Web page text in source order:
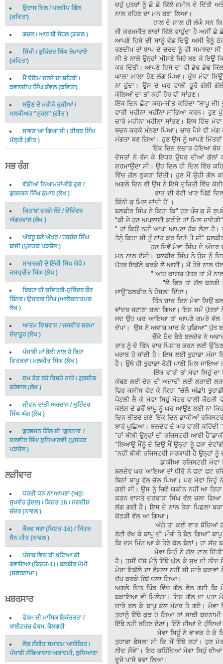
ਉਦਾਸ ਦਿਲ/ ਪਰਦੀਪ ਗਿੱਲ
(ਕਵਿਤਾ)
ਗਜ਼ਲ/ਆਰ ਬੀ ਸੋਹਲ(ਗ਼ਜ਼ਲ)
ਸਿੱਖੀ/ ਭੁਪਿੰਦਰ ਸਿੰਘ ਬੋਪਾਰਾਏ
(ਕਵਿਤਾ)
ਮੈਂ ਦੋਇਮ ਦਰਜੇ ਦਾ ਸ਼ਹਿਰੀ/
ਕਵਲਦੀਪ ਸਿੰਘ ਕੰਵਲ(ਕਵਿਤਾ)
ਸਉਣ ਦੇ ਮਹੀਨੇ ਕੁੜੀਆਂ/
ਮਲਕੀਅਤ "ਸੁਹਲ" (ਗੀਤ)
ਸਾਵਣ ਆ ਗਿਆ ਜੀ/ਤੀਰਥ ਸਿੰਘ
ਮੱਲ੍ਹੀ(ਗੀਤ)
ਸਭ ਰੰਗ
ਵੱਡੀਆਂ ਨਿਆਮਤਾਂ-ਵੱਡੇ ਗੁਣ/
ਗੁਰਸ਼ਰਨ ਸਿੰਘ ਕੁਮਾਰ(ਲੇਖ)
ਕਿਤਾਬਾਂ ਵਰਗੇ ਬੰਦੇ/ ਦੇਵਿੰਦਰ
ਅੱਗਰਵਾਲ(ਲੇਖ)
ਅੱਥਰੂ ਬਣੇ ਅੱਖਰ/ਹਰਚੰਦ ਸਿੰਘ
ਬਾਸੀ(ਪੁਸਤਕ ਪੜਚੋਲ)
ਸਾਰਾਗੜੀ ਦੇ ਇੱਕੀ ਸਿੱਖ ਯੋਧੇ/
ਜਸਪ੍ਰੀਤ ਸਿੰਘ(ਲੇਖ)
ਬਿਰਹਾ ਦੀ ਕਵਿਤਰੀ-ਸੁਰਿੰਦਰ ਕੌਰ
ਬਿੰਨਰ/ਉਜਾਗਰ ਸਿੰਘ(ਆਲੋਚਨਾਤਮਕ
ਲੇਖ)
ਆਤਮ ਵਿਸ਼ਵਾਸ/ ਜਸਵੀਰ ਸ਼ਰਮਾ
ਦੱਦਾਹੂਰ(ਲੇਖ)
ਪੰਜਾਬੀ ਮਾਂ ਬੋਲੀ ਨਾਲ ਹੋ ਰਿਹਾ
ਵਿਤਕਰਾ/ਮਲਕੀਤ ਸਿੰਘ(ਲੇਖ)
ਦਮ ਤੋੜ ਰਹੇ ਰਿਸ਼ਤੇ ਨਾਤੇ/ ਗੁਰਦੀਸ਼
ਗਰੇਵਾਲ(ਲੇਖ)
ਜੀਵਨ ਦਾਤੀ ਅਰਦਾਸ/ਮੁਹਿੰਦਰ
ਸਿੰਘ ਘੱਗ(ਲੇਖ)
ਗੁਰਭਜਨ ਗਿੱਲ ਦੀ 'ਗੁਲਨਾਰ' /
ਦਲਵੀਰ ਸਿੰਘ ਲੁਧਿਆਣਵੀ(ਪੁਸਤਕ
ਪੜਚੋਲ)
ਲੜੀਵਾਰ
ਧਰਤੀ ਧਨ ਨਾ ਆਪਣਾ (ਅਨੁ:
ਸੁਖਵੰਤ ਹੁੰਦਲ) / ਕਿਸ਼ਤ 16 /ਜਗਦੀਸ਼
ਚੰਦਰ(ਨਾਵਲ)
ਕੌਰਵ ਸਭਾ (ਕਿਸ਼ਤ-16) / ਮਿੱਤਰ
ਸੈਨ ਮੀਤ(ਨਾਵਲ)
ਪੰਜਾਬ ਵਿਚ ਕੀ ਖਟਿਆ ਕੀ
ਗਵਾਇਆ (ਕਿਸ਼ਤ-1) /ਬਲਬੀਰ ਮੋਮੀ
(ਸਫ਼ਰਨਾਮਾ)
ਖ਼ਬਰਸਾਰ
ਫੋਰਮ ਦੀ ਮਾਸਿਕ ਇਕੱਤਰਤਾ/
ਰਾਈਟਰਜ਼ ਫੋਰਮ, ਕੈਲਗਰੀ
ਲੋਕ ਸੰਗੀਤ ਸਮਾਗਮ ਆਯੋਜਿਤ/
ਪੰਜਾਬੀ ਸੱਭਿਆਚਾਰ ਅਕਾਦਮੀ, ਲੁਧਿਆਣਾ
ਚਹੁੰ ਪੁਤਰਾਂ ਨੂੰ ਛੇ ਛੇ ਕਿੱਲੇ ਜ਼ਮੀਨ ਦੇ
ਨਾਲ ਰਹਿਣ ਦਾ ਮਨ ਬਣਾ ਲਿਆ।
ਹਾਲ ਦੋ ਸਾਲ ਹੀ ਲੰਘੈ ਸਨ ਕਿ ਦੂਜੇ ਦੋ
ਜੀ ਕਰਮਜੀਤ ਬਾਰਾਂ ਕਿੱਲੇ ਵਾਹੁੰਦਾ ਹੈ ਅਸੀਂ
ਆਪਣੇ ਹਿਸੇ ਦੀ ਸਾਨੂੰ ਵੰਡ ਦਿਉ ਅਸੀ ਤੈਨੂੰ
ਰਣਦੀਪ ਤਾਂ ਬਾਪ ਦੇ ਦਰਦ ਨੂੰ ਵੀ ਸਮਝਦਾ
ਸੀ ਤੇ ਨਾਲੇ ਉਨ੍ਹਾਂ ਮੀਸਣੇ ਜਿਹੇ ਬਣ ਕੇ ਇਉਂ
ਕਰ ਦਿੱਤੀ। ਆਪਣੇ ਹਿਸੇ ਦਾ ਵੀ ਡੇਢ ਡੇਢ
ਘਾਲਾ ਮਾਲਾ ਹੋਣ ਲੱਗ ਪਿਆ। ਕੁੱਝ ਮੇਵਾ
ਨਾ ਹੁੰਦਾ। ਉਸ ਦੇ ਘਰ ਵਾਲੀ ਭੂਰੋ ਗੱਲੀ
ਕੱਲਿਆਂ ਦਾ ਤਾਂ ਨਹੀਂ ਹੋਰ ਵੀ ਸਾਂਭਣ।
ਇੱਕ ਦਿਨ ਛੋਟਾ ਕਰਮਜੀਤ ਕਹਿੰਦਾ "ਬਾਪੂ
ਵਾਰੀ ਮਹੀਨਾ ਮਹੀਂਨਾ ਸਾਂਭਿਆ ਕਰਨ। ਹੁਣ
ਚਾਰੇ ਮਹੀਨਾ ਮਹੀਨਾ ਸਾਂਭਣ। ਇਸ ਵਿੱਚ
ਬਚਨ ਕਰਕੇ ਮੰਨਣਾ ਪਿਆ। ਚਾਰ ਪੈਸੇ ਵੀ
ਮੰਗਤਾ ਬਣ ਗਿਆ। ਹੁਣ ਉਸ ਨੂੰ ਆਪਣੇ
ਇੱਕ ਦਿਨ ਲਚਾਰ ਹੋਇਆ ਬੱਸ ਬੈਠ ਕੇ
ਦੋਸਤਾਂ ਨੇ ਰੱਜ ਕੇ ਇਧਰ ਉਧਰ ਦੀਆਂ ਗੱਲਾਂ
ਸ਼ਰਮਾਉਂਦਾ ਸੀ। ਉਹ ਦਿਲ ਹੀ ਦਿਲ ਵਿੱਚ
ਵਿੱਚ ਗੱਲ ਠੁਕਰਾ ਦਿੱਤੀ। ਹੁਣ ਮੈਂ ਉਹੀ
ਅਗਲੇ ਦਿਨ ਵੀ ਉਸ ਨੇ ਇਸੇ ਦੁਚਿਤੀ ਵਿੱਚ ਕੋਈ
ਰਾਤ ਦੀ ਰੋਟੀ ਖਾਣ ਪਿੱਛੋਂ ਦਿਲ
ਕਿੰਨੀ ਕੁ ਮਿਲ ਜਾਂਦੀ ਹੈ"।
ਬਲਬੀਰ ਸਿੰਘ ਨੇ ਕਿਹਾ ਕਿ" ਹੁਣ ਪੰਜ ਕੁ ਸੌ
"ਕੀ ਜੇ ਹੁਣ ਅਪਲਾਈ ਕਰੀਏ ਤਾਂ ਮਿਲ
" ਹਾਂ ਕਿਉਂ ਨਹੀਂ ਆਪਾਂ ਆਪਣਾ ਹੱਕ ਲੈਣਾ
ਤੈਨੂੰ ਕਿਹਾ ਸੀ ਤੂੰ ਨਾਂਹ ਕਰ ਦਿਤੱੀ ਸੀ"
ਹੁਣ ਜਿਵੈਂ ਮੇਵਾ ਸਿੰਘ ਦੇ ਅੰਦਰ ਦਾ
ਮਨ ਨਾਲ ਦੱਸੀ। ਬਲਬੀਰ ਸਿੰਘ ਨੇ ਉਸ ਨੂੰ
ਪੱਤਰ ਇਕੱਠੇ ਕਰਕੇ ਲੈ ਆਈਂ। ਮੈਂ ਤੇਰੇ ਨਾਲ
" ਆਹ ਕਾਗਜ਼ ਪੱਤਰ ਤਾਂ ਮੈਂ ਨਾਲ ਲੈ
"ਲੈ ਫਿਰ ਤਾਂ ਗੱਲ ਬਣਗੀ ਕੱਲ ਨੂੰ
ਜਾਊ"ਬਲਬੀਰ ਨੇ ਹੌਸਲਾ ਦਿੱਤਾ।
ਤਿੰਨ ਚਾਰ ਦਿਨ ਮੇਵਾ ਸਿਉਂ
ਵਾਂਦਰ ਜਟਾਣਾ ਚਲਾ ਗਿਆ। ਇਸ ਸਮੇਂ ਪੁੱਤਰਾਂ
ਜਦ ਉਹ ਘਰ ਆਇਆ ਤਾਂ ਆਪਣੇ ਕਮਰੇ ਵੱਲ
ਦੱਪਾ। ਉਸ ਨੇ ਅਵਾਜ਼ ਮਾਰ ਕੇ ਪੁਛਿਆ" ਪੁੱਤ
ਚੌਂਕੇ Ḕਚ ਬੈਠੇ ਬਲਦੇਵ ਨੇ ਅਵਾਜ਼
ਰਾਤ ਨੂੰ ਦੋ ਤਿੰਨ ਵਾਰ ਪਿਸ਼ਾਬ ਕਰਨ ਲਈ
ਖਰਾਬ ਹੋ ਜਾਂਦੀ ਹੈ। ਇਸ ਲਈ ਤੁਹਾਡਾ ਮੰਜਾ
ਹੈ। ਉਥੇ ਹੀ ਤੁਹਾਡਾ ਰੋਟੀ ਪਾਣੀ ਮਿਲ
ਇੱਕ ਵਾਰੀ ਤਾਂ ਮੇਵਾ ਸਿਹੁੰ ਦਾ
ਕੱਢਣ ਲਈ ਦੇਸ਼ ਦੀ ਅਜ਼ਾਦੀ ਲਈ ਲੜਾਈ
ਫਿਰ ਕਸੀਸ ਵੱਟ ਕੇ ਕਿਹਾ "ਚੱਲੋ ਅੱਛਾਂ!
ਪੋਟਲੀ ਲੈ ਕੇ ਮੇਵਾ ਸਿਹੁੰ ਮੋਟਰ ਵਾਲੀ ਕੋਠੜੀ
ਕਲੇਸ਼ ਦੇ ਡਰੋਂ ਬਾਪੂ ਨੂੰ ਘਰ ਆਉਣ ਲਈ ਨਾ
ਦਿਨ ਬੀਤਦੇ ਗਏ ਇੱਕ ਦਿਨ ਡਾਕੀਆਂ
ਬਾਰੇ ਪੁਛਿਆ। ਬਲਦੇਵ ਦੇ ਘਰ ਵਾਲੀ
"ਹਾਂ ਬੀਬੀ ਉਨ੍ਹਾਂ ਦੀ ਰਜਿਸਟਰੀ ਆਈ
"ਲਿਆਉ ਮੈਂਨੂੰ ਦੇ ਦਿਉ ਮੈਂ ਉਨ੍ਹਾ ਨੂੰ ਫੜਾ
"ਨਹੀਂ ਬੀਬੀ ਰਜਿਸਟਰੀ ਸਰਕਾਰੀ ਹੈ ਉਨ੍ਹਾਂ ਨੂੰ
ਡਾਕੀਆ ਰਜਿਸਟਰੀ ਮੇਵਾ ਸਿਉੰ ਨੂੰ
ਬਲਦੇਵ ਘਰ ਆਇਆ ਤਾਂ ਧੀਰੋ ਨੇ ਫਟਾ ਫਟ
ਬਿਨਾਂ ਬਾਪੂ ਵੱਲ ਚੱਲ ਪਿਆ। ਪਰ ਮੇਵਾ ਸਿਹੁੰ
ਗਈ ਸੀ। ਉਸ ਨੂੰ ਜਿਵੇਂ ਯਕੀਨ ਨਹੀਂ ਆ
ਕਰਨ ਵਾਸਤੇ ਦਰਬਾਰਾ ਸਿੰਘ ਵੱਲ ਚਲਾ
ਲੱਗ ਗਈ ਹੈ। ਇਸ ਦੇ ਨਾਲ ਤੇਰਾ ਪਿਛਲਾ
ਕੋਠੜੀ ਵੱਲ ਆ ਗਿਆ।
ਅੱਗੇ ਤਾ ਕਈ ਵਾਰ ਬੱਚਿਆਂ ਹੱਥ
ਰੋਟੀ ਰੱਖ ਕੇ ਬਾਪੂ ਦੀ ਮੰਜੀ ਤੇ ਬੈਠ ਗਿਆ" ਬਾਪੂ
ਕਿ ਦਸ ਮਿੰਟ ਆ ਕੇ ਤੇਰੇ ਕੋਲ ਬੈਠਾਂ। ਹਾ ਸੱਚ
ਮੇਵਾ ਸਿਹੁੰ ਨੇ ਗੱਲ ਟਾਲ ਦਿੱਤੀ" ਐਵੇਂ
ਹੈ। ਤੁਸੀਂ ਦੱਸੋ ਮੈਨੂੰ ਇੱਥੇ ਘੱਲ ਕੇ ਸੁਖ ਦੀ
ਮੇਰਾ ਇਕੱਲੇ ਦਾ ਫੈਸਲਾ ਨਹੀਂ ਸੀ ਸਾਰੇ
ਚੁੱਪ ਕਰਕੇ ਉਥੋਂ ਚਲਾ ਗਿਆ।
ਅਗਲੇ ਦਿਨ ਪਿੰਡ ਵਿੱਚ ਗੱਲ ਫੈਲ ਗਈ ਕਿ
ਬਕਾਇਆ ਵੀ ਮਿਲੇਗਾ। ਇਸ ਗੱਲ ਦਾ ਪਤਾ
ਚਾਰੇ ਰਲ ਕੇ ਬਾਪੂ ਕੋਲ ਮੋਟਰ ਤੇ ਗਏ। ਮੇਵਾ
ਤੁਹਾਨੂੰ ਇੱਥੇ ਕੁਝ ਹੋ ਗਿਆ ਤਾਂ ਸਾਡੀ
ਇੱਥੇ ਨਹੀਂ ਰਹਿਣ ਦੇਣਾ। ਇੰਨੇ ਜੀਆਂ ਦੇ
ਮੇਵਾ ਸਿਹੂੰ ਨੇ ਭਾਵਕ ਹੋ ਕੇ
ਤੁਹਾਡਾ ਫੈਸਲਾ ਸੀ ਕਿ ਮੈਂ ਇੱਥੇ ਰਹਾਂ। ਹੁਣ
ਨੀਦ ਸੌਵੋ"। ਇਹ ਕਹਿੰਦਿਆਂ ਮੇਵਾ ਸਿਹੁੰ
ਦੂਜੇ ਪਾਸੇ ਭਵਾ ਲਿਆ।